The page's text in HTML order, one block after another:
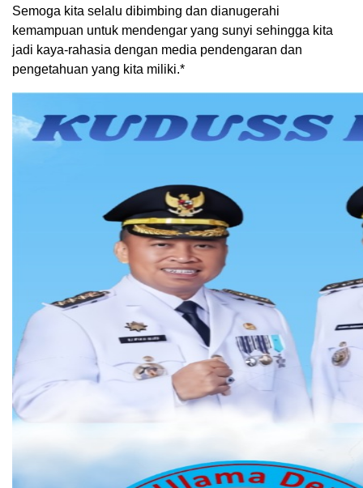
Semoga kita selalu dibimbing dan dianugerahi
kemampuan untuk mendengar yang sunyi sehingga kita
jadi kaya-rahasia dengan media pendengaran dan
pengetahuan yang kita miliki.*